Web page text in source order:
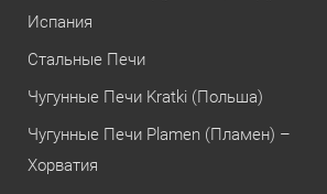
Испания
Стальные Печи
Чугунные Печи Kratki (Польша)
Чугунные Печи Plamen (Пламен) –
Хорватия